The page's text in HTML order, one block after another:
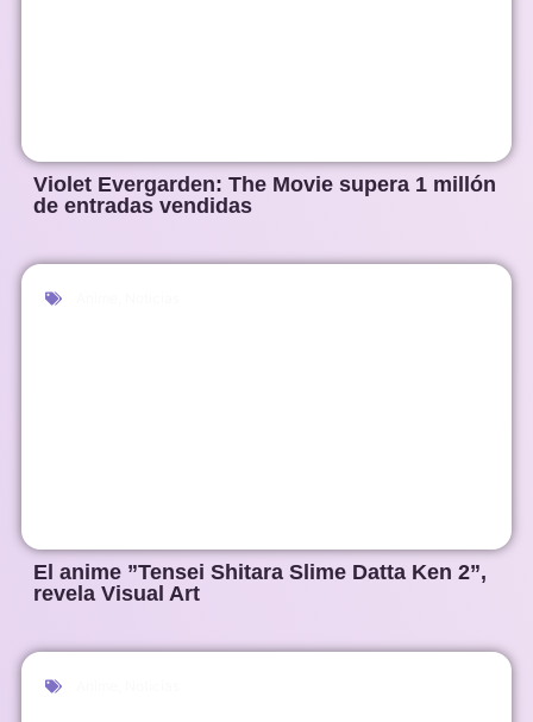
Violet Evergarden: The Movie supera 1 millón
de entradas vendidas
El anime ”Tensei Shitara Slime Datta Ken 2”,
revela Visual Art